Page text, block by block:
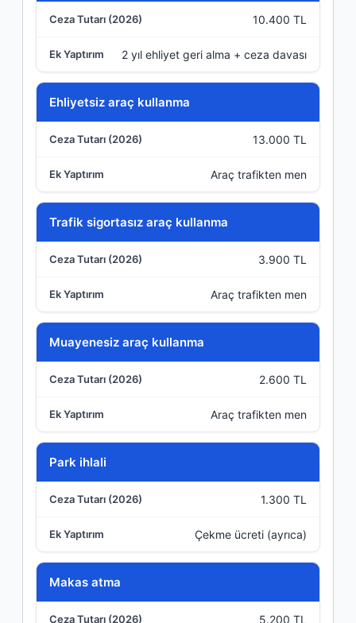
10.400 TL
2 yıl ehliyet geri alma + ceza davası
Ehliyetsiz araç kullanma
13.000 TL
Araç trafikten men
Trafik sigortasız araç kullanma
3.900 TL
Araç trafikten men
Muayenesiz araç kullanma
2.600 TL
Araç trafikten men
Park ihlali
1.300 TL
Çekme ücreti (ayrıca)
Makas atma
5.200 TL